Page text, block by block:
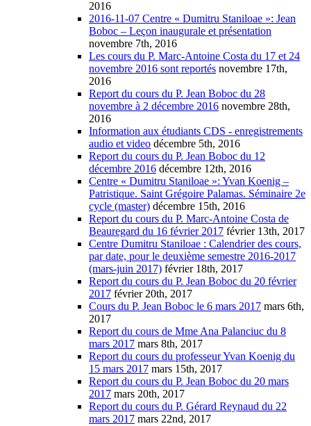
2016
2016-11-07 Centre « Dumitru Staniloae »: Jean
Boboc – Leçon inaugurale et présentation
novembre 7th, 2016
Les cours du P. Marc-Antoine Costa du 17 et 24
novembre 2016 sont reportés novembre 17th,
2016
Report du cours du P. Jean Boboc du 28
novembre à 2 décembre 2016 novembre 28th,
2016
Information aux étudiants CDS - enregistrements
audio et video décembre 5th, 2016
Report du cours du P. Jean Boboc du 12
décembre 2016 décembre 12th, 2016
Centre « Dumitru Staniloae »: Yvan Koenig –
Patristique. Saint Grégoire Palamas. Séminaire 2e
cycle (master) décembre 15th, 2016
Report du cours du P. Marc-Antoine Costa de
Beauregard du 16 février 2017 février 13th, 2017
Centre Dumitru Staniloae : Calendrier des cours,
par date, pour le deuxième semestre 2016-2017
(mars-juin 2017) février 18th, 2017
Report du cours du P. Jean Boboc du 20 février
2017 février 20th, 2017
Cours du P. Jean Boboc le 6 mars 2017 mars 6th,
2017
Report du cours de Mme Ana Palanciuc du 8
mars 2017 mars 8th, 2017
Report du cours du professeur Yvan Koenig du
15 mars 2017 mars 15th, 2017
Report du cours du P. Jean Boboc du 20 mars
2017 mars 20th, 2017
Report du cours du P. Gérard Reynaud du 22
mars 2017 mars 22nd, 2017